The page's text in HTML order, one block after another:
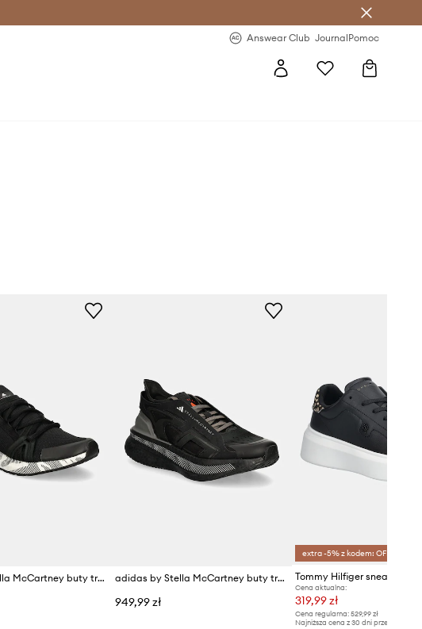
Answear Club JournalPomoc
adidas by Stella McCartney buty treningowe Ultraboost 20 adidas by Stella McCartney buty treningowe Ultraboost 5
949,99 zł
extra -5% z kodem: OFF*
Cena aktualna:
319,99 zł
Cena regularna: 529,99 zł
Najniższa cena z 30 dni przed obniżką: